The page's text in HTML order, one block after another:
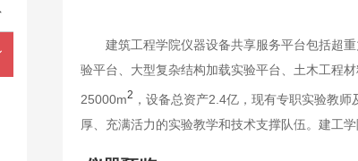
建筑工程学院仪器设备共享服务平台包括超
验平台、大型复杂结构加载实验平台、土木工程
25000m2 ，设备总资产2.4亿，现有专职实验教
厚、充满活力的实验教学和技术支撑队伍。建工